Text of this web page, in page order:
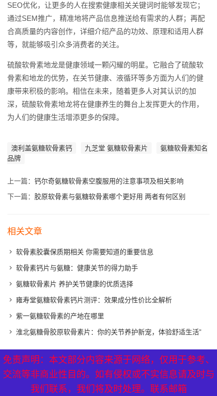
SEO优化，让更多的人在搜索健康相关关键词时能够发现它；
通过SEM推广，精准地将产品信息推送给有需求的人群；再配
合高质量的内容创作，详细介绍产品的功效、原理和适用人群
等，就能够吸引众多消费者的关注。
硫酸软骨素地龙是健康领域一颗闪耀的明星。它融合了硫酸软
骨素和地龙的优势，在关节健康、液循环等多方面为人们的健
康带来积极的影响。相信在未来，随着更多人对其认识的加
深，硫酸软骨素地龙将在健康养生的舞台上发挥更大的作用，
为人们的健康生活增添更多的保障。
澳利盖氨糖软骨素钙 九芝堂 氨糖软骨素片
氨糖软骨素知名
品牌
上一篇： 钙尔奇氨糖软骨素空腹服用的注意事项及相关影响
下一篇： 胶原软骨素与氨糖软骨素哪个更好用 两者有何区别
相关文章
软骨素胶囊保质期相关 你需要知道的重要信息
软骨素钙片与氨糖：健康关节的得力助手
氨糖软骨素片 养护关节健康的优质选择
雍寿堂氨糖软骨素钙片测评：效果成分性价比全解析
紫一氨糖软骨素的产地在哪里
淮北氨糖骨胶原软骨素片：你的关节养护新宠，体验舒适生活”
免责声明：本文部分内容来源于网络，仅用于参考、
交流等非商业性目的。如有侵权或不实信息请及时与
我们联系，我们将及时处理。联系邮箱
XML地图| 网站地图 热点关注
免责声明：本文部分内容来源于网络，仅用于参考、
交流等非商业性目的。如有侵权或不实信息请及时与
我们联系，我们将及时处理。联系邮箱